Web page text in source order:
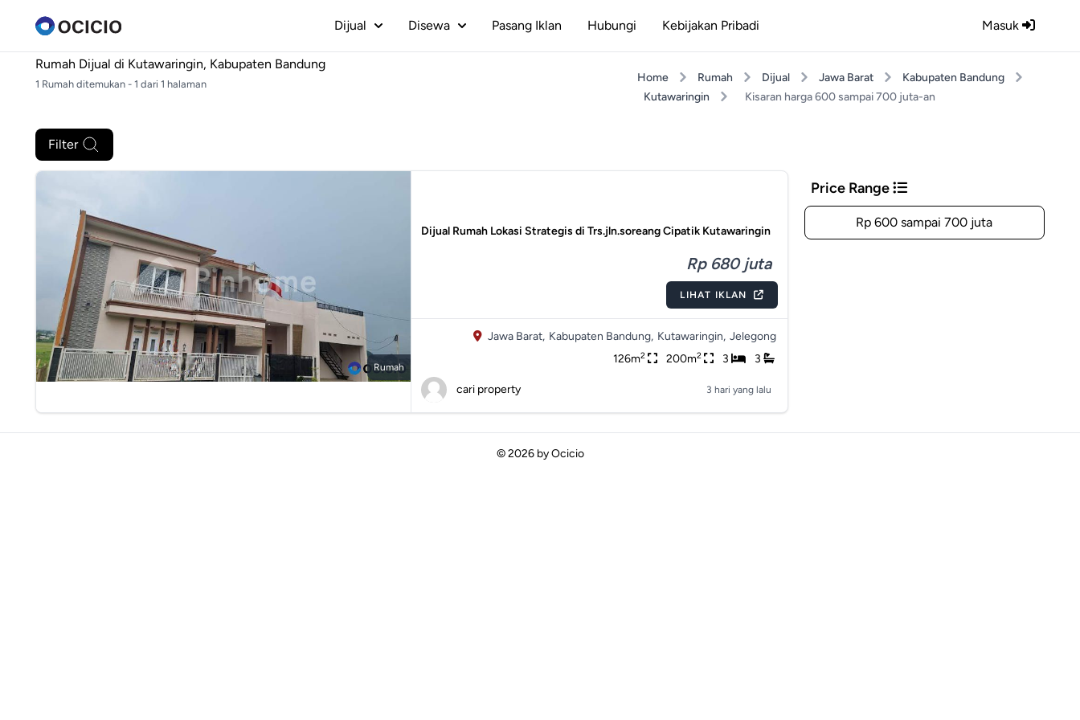
Masuk
Dijual Disewa Pasang Iklan Hubungi Kebijakan Pribadi
Rumah Dijual di Kutawaringin, Kabupaten Bandung
1 Rumah ditemukan - 1 dari 1 halaman Home Rumah Dijual Jawa Barat
Kabupaten Bandung
Kutawaringin
Kisaran harga 600 sampai 700 juta-an
Filter
Rumah
Dijual Rumah Lokasi Strategis di Trs.jln.soreang Cipatik Kutawaringin
Rp 680 juta
LIHAT IKLAN
Jawa Barat, Kabupaten Bandung, Kutawaringin, Jelegong
126m2 200m2 3 3
cari property 3 hari yang lalu
Price Range
Rp 600 sampai 700 juta
© 2026 byOcicio